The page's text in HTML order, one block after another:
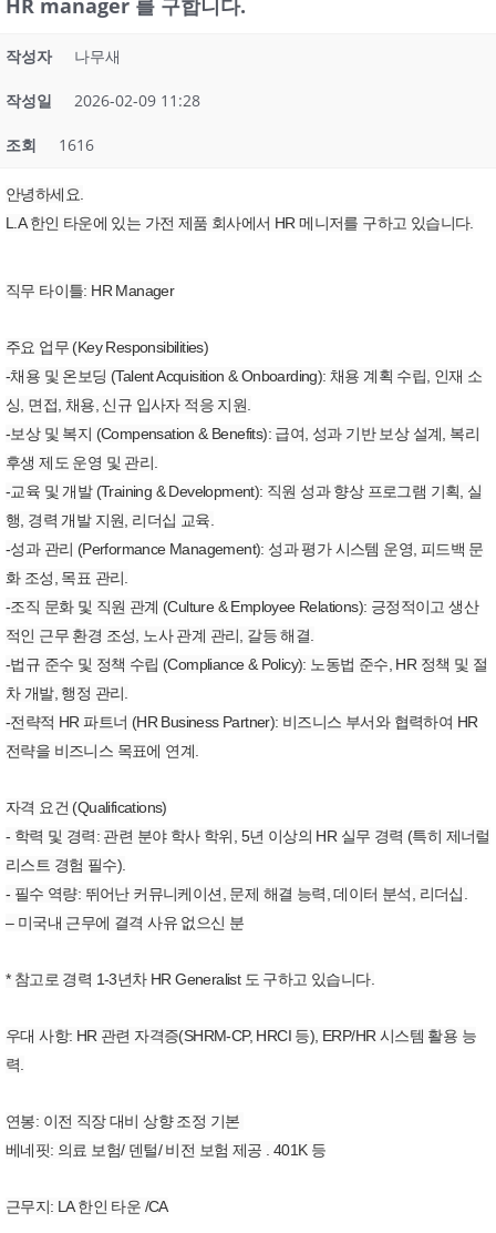
작성자 나무새
작성일 2026-02-09 11:28
조회 1616
안녕하세요.
L.A 한인 타운에 있는 가전 제품 회사에서 HR 메니저를 구하고 있습니다.
직무 타이틀: HR Manager
주요 업무 (Key Responsibilities)
-채용 및 온보딩 (Talent Acquisition & Onboarding): 채용 계획 수립, 인재 소
싱, 면접, 채용, 신규 입사자 적응 지원.
-보상 및 복지 (Compensation & Benefits): 급여, 성과 기반 보상 설계, 복리
후생 제도 운영 및 관리.
-교육 및 개발 (Training & Development): 직원 성과 향상 프로그램 기획, 실
행, 경력 개발 지원, 리더십 교육.
-성과 관리 (Performance Management): 성과 평가 시스템 운영, 피드백 문
화 조성, 목표 관리.
-조직 문화 및 직원 관계 (Culture & Employee Relations): 긍정적이고 생산
적인 근무 환경 조성, 노사 관계 관리, 갈등 해결.
-법규 준수 및 정책 수립 (Compliance & Policy): 노동법 준수, HR 정책 및 절
차 개발, 행정 관리.
-전략적 HR 파트너 (HR Business Partner): 비즈니스 부서와 협력하여 HR
전략을 비즈니스 목표에 연계.
자격 요건 (Qualifications)
- 학력 및 경력: 관련 분야 학사 학위, 5년 이상의 HR 실무 경력 (특히 제너럴
리스트 경험 필수).
- 필수 역량: 뛰어난 커뮤니케이션, 문제 해결 능력, 데이터 분석, 리더십.
– 미국내 근무에 결격 사유 없으신 분
* 참고로 경력 1-3년차 HR Generalist 도 구하고 있습니다.
우대 사항: HR 관련 자격증(SHRM-CP, HRCI 등), ERP/HR 시스템 활용 능
력.
연봉: 이전 직장 대비 상향 조정 기본
베네핏: 의료 보험/ 덴털/ 비전 보험 제공 . 401K 등
근무지: LA 한인 타운 /CA